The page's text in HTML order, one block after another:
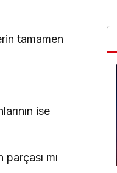
tamamen
ise
mı